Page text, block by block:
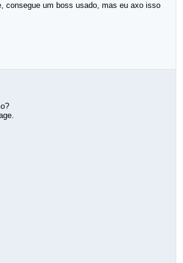
consegue um boss usado, mas eu axo isso